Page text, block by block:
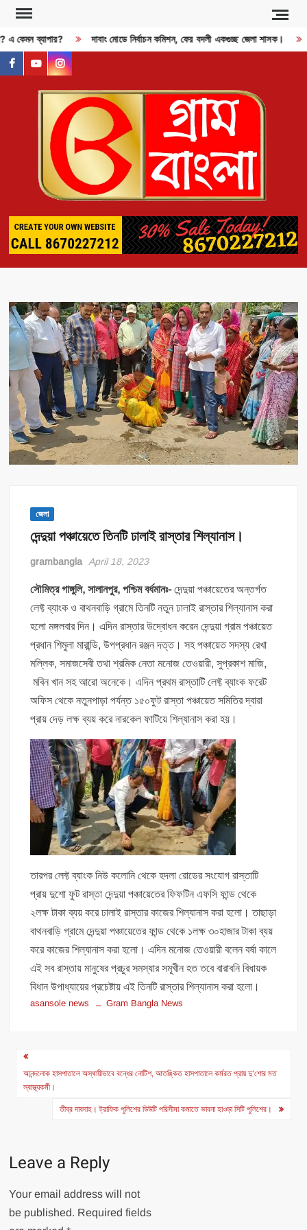
Skip
content
এ কেমন ব্যাপার? দাবাং মোডে নির্বাচন কমিশন, ফের বদলী একগুচ্ছ জেলা শাসক।
facebook
youtubeinstagram
জেলা
দেন্দুয়া পঞ্চায়েতে তিনটি ঢালাই রাস্তার শিল্যানাস।
grambangla April 18, 2023
সৌমিত্র গাঙ্গুলি, সালানপুর, পশ্চিম বর্ধমানঃ-দেন্দুয়া পঞ্চায়েতের অন্তর্গত
লেফ্ট ব্যাংক ও বাথনবাড়ি গ্রামে তিনটি নতুন ঢালাই রাস্তার শিল্যানাস করা
হলো মঙ্গলবার দিন। এদিন রাস্তার উদ্বোধন করেন দেন্দুয়া গ্রাম পঞ্চায়েত
প্রধান শিমুলা মারান্ডি, উপপ্রধান রঞ্জন দত্ত। সহ পঞ্চায়েত সদস্য রেখা
মল্লিক, সমাজসেবী তথা শ্রমিক নেতা মনোজ তেওয়ারী, সুপ্রকাশ মাজি,
মবিন খান সহ আরো অনেকে। এদিন প্রথম রাস্তাটি লেফ্ট ব্যাংক ফরেট
অফিস থেকে নতুনপাড়া পর্যন্ত ১৫০ফুট রাস্তা পঞ্চায়েত সমিতির দ্বারা
প্রায় দেড় লক্ষ ব্যয় করে নারকেল ফাটিয়ে শিল্যানাস করা হয়।
তারপর লেফ্ট ব্যাংক নিউ কলোনি থেকে হদলা রোডের সংযোগ রাস্তাটি
প্রায় দুশো ফুট রাস্তা দেন্দুয়া পঞ্চায়েতের ফিফটিন এফসি ফান্ড থেকে
২লক্ষ টাকা ব্যয় করে ঢালাই রাস্তার কাজের শিল্যানাস করা হলো। তাছাড়া
বাথনবাড়ি গ্রামে দেন্দুয়া পঞ্চায়েতের ফান্ড থেকে ১লক্ষ ৩০হাজার টাকা ব্যয়
করে কাজের শিল্যানাস করা হলো। এদিন মনোজ তেওয়ারী বলেন বর্ষা কালে
এই সব রাস্তায় মানুষের প্রচুর সমস্যার সমূখীন হত তবে বারাবনি বিধায়ক
বিধান উপাধ্যায়ের প্রচেষ্টায় এই তিনটি রাস্তার শিল্যানাস করা হলো।
asansole news Gram Bangla News
Post
navigation
আনন্দলোক হাসপাতালে অস্থায়ীভাবে বন্ধের নোটিশ, আতঙ্কিত হাসপাতালে কর্মরত প্রায় দু’শোর মত
স্বাস্থ্যকর্মী।
তীব্র দাবদাহ। ট্রাফিক পুলিশের ডিউটি পরিসীমা কমাতে ভাবনা হাওড়া সিটি পুলিশের।
Leave a Reply
Your email address will not
be published. Required fields